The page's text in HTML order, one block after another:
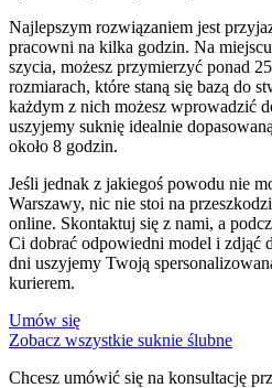
Najlepszym rozwiązaniem jest
pracowni na kilka godzin. Na
szycia, możesz przymierzyć ponad
rozmiarach, które staną się bazą do
każdym z nich możesz wprowadzić
uszyjemy suknię idealnie
około 8 godzin.
Jeśli jednak z jakiegoś powodu nie
Warszawy, nic nie stoi na
online. Skontaktuj się z nami, a
Ci dobrać odpowiedni model i zdjąć
dni uszyjemy Twoją
kurierem.
Umów się
Zobacz wszystkie suknie ślubne
Chcesz umówić się na konsultację